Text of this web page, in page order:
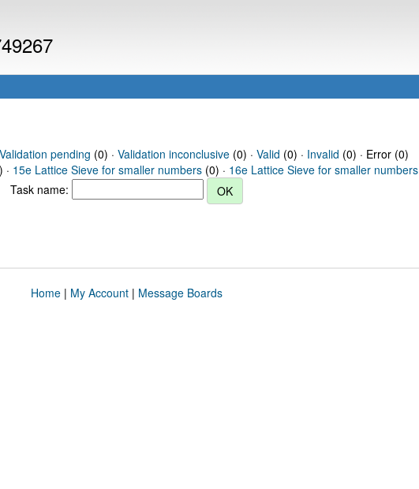
Validation pending (0) · Validation inconclusive(0) · Valid (0) · Invalid (0) · Error (0)
· 15e Lattice Sieve for smaller numbers (0) · 16e Lattice Sieve for smaller numbers
Task name:
Home| My Account| Message Boards